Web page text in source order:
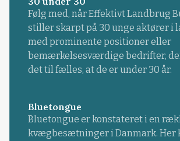
Følg med, når Effektivt Landbrug
stiller skarpt på 30 unge aktører i
med prominente positioner eller
bemærkelsesværdige bedrifter,
det til fælles, at de er under 30 år.
Bluetongue
Bluetongue er konstateret i en
kvægbesætninger i Danmark. Her